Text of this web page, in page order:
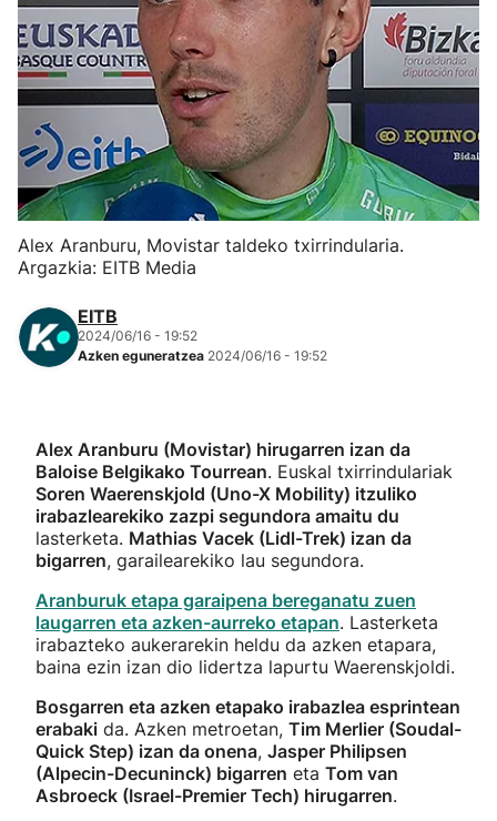
Herri-kirolak
Eskubaloia
Kirolak 360
Atletismoa
Mendi-lasterketak
Kirol gehiago
Alex Aranburu, Movistar taldeko txirrindularia.
Argazkia: EITB Media
EITB
2024/06/16 - 19:52
Azken eguneratzea 2024/06/16 - 19:52
Alex Aranburu (Movistar) hirugarren izan da
Baloise Belgikako Tourrean. Euskal txirrindulariak
Soren Waerenskjold (Uno-X Mobility) itzuliko
irabazlearekiko zazpi segundora amaitu du
lasterketa. Mathias Vacek (Lidl-Trek) izan da
bigarren, garailearekiko lau segundora.
Aranburuk etapa garaipena bereganatu zuen
laugarren eta azken-aurreko etapan. Lasterketa
irabazteko aukerarekin heldu da azken etapara,
baina ezin izan dio lidertza lapurtu Waerenskjoldi.
Bosgarren eta azken etapako irabazlea esprintean
erabaki da. Azken metroetan, Tim Merlier (Soudal-
Quick Step) izan da onena, Jasper Philipsen
(Alpecin-Decuninck) bigarren eta Tom van
Asbroeck (Israel-Premier Tech) hirugarren.